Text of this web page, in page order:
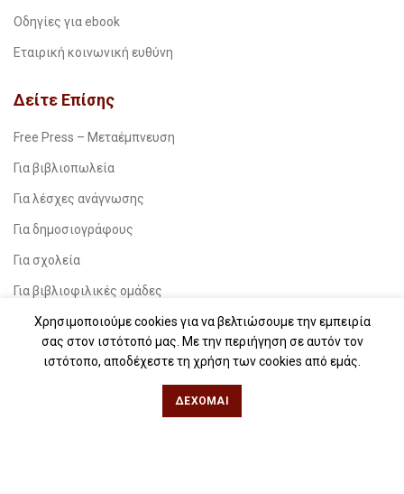
Οδηγίες για ebook
Εταιρική κοινωνική ευθύνη
Δείτε Επίσης
Free Press – Μεταέμπνευση
Για βιβλιοπωλεία
Για λέσχες ανάγνωσης
Για δημοσιογράφους
Για σχολεία
Για βιβλιοφιλικές ομάδες
Θεσσαλονίκη
Χρησιμοποιούμε cookies για να βελτιώσουμε την εμπειρία
σας στον ιστότοπό μας. Με την περιήγηση σε αυτόν τον
ιστότοπο, αποδέχεστε τη χρήση των cookies από εμάς.
ΔΈΧΟΜΑΙ